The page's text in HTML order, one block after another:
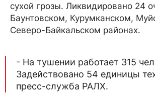
сухой грозы. Ликвидировано 24
Баунтовском, Курумканском,
Северо-Байкальском районах.
- На тушении работает 315
Задействовано 54 единицы
пресс-служба РАЛХ.